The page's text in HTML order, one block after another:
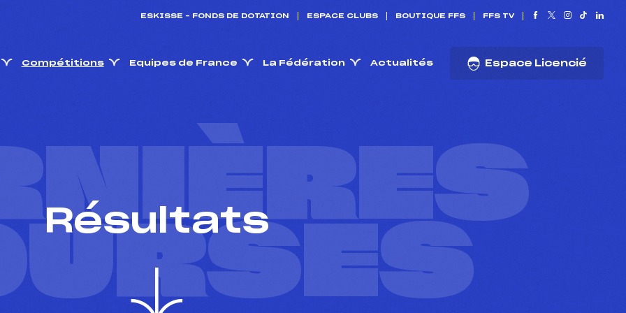
ESKISSE – FONDS DE DOTATION ESPACE CLUBS BOUTIQUE FFS FFS TV
Compétitions Equipes de France La Fédération Actualités Espace Licencié
Résultats